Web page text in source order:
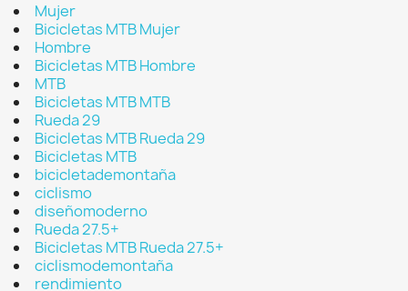
Mujer
Bicicletas MTB Mujer
Hombre
Bicicletas MTB Hombre
MTB
Bicicletas MTB MTB
Rueda 29
Bicicletas MTB Rueda 29
Bicicletas MTB
bicicletademontaña
ciclismo
diseñomoderno
Rueda 27.5+
Bicicletas MTB Rueda 27.5+
ciclismodemontaña
rendimiento